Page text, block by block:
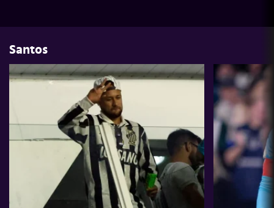
Santos